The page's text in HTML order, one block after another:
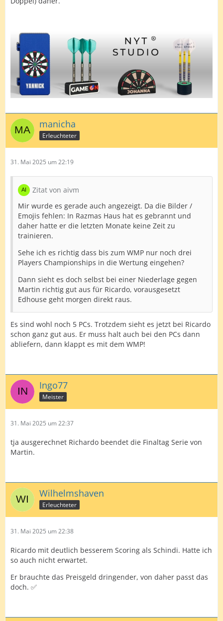
manicha
Erleuchteter
31. Mai 2025 um 22:19
Zitat von aivm
Mir wurde es gerade auch angezeigt. Da die Bilder /
Emojis fehlen: In Razmas Haus hat es gebrannt und
daher hatte er die letzten Monate keine Zeit zu
trainieren.
Sehe ich es richtig dass bis zum WMP nur noch drei
Players Championships in die Wertung eingehen?
Dann sieht es doch selbst bei einer Niederlage gegen
Martin richtig gut aus für Ricardo, vorausgesetzt
Edhouse geht morgen direkt raus.
Es sind wohl noch 5 PCs. Trotzdem sieht es jetzt bei Ricardo
schon ganz gut aus. Er muss halt auch bei den PCs dann
abliefern, dann klappt es mit dem WMP!
Ingo77
Meister
31. Mai 2025 um 22:37
tja ausgerechnet Richardo beendet die Finaltag Serie von
Martin.
Wilhelmshaven
Erleuchteter
31. Mai 2025 um 22:38
Ricardo mit deutlich besserem Scoring als Schindi. Hatte ich
so auch nicht erwartet.
Er brauchte das Preisgeld dringender, von daher passt das
doch. ✅